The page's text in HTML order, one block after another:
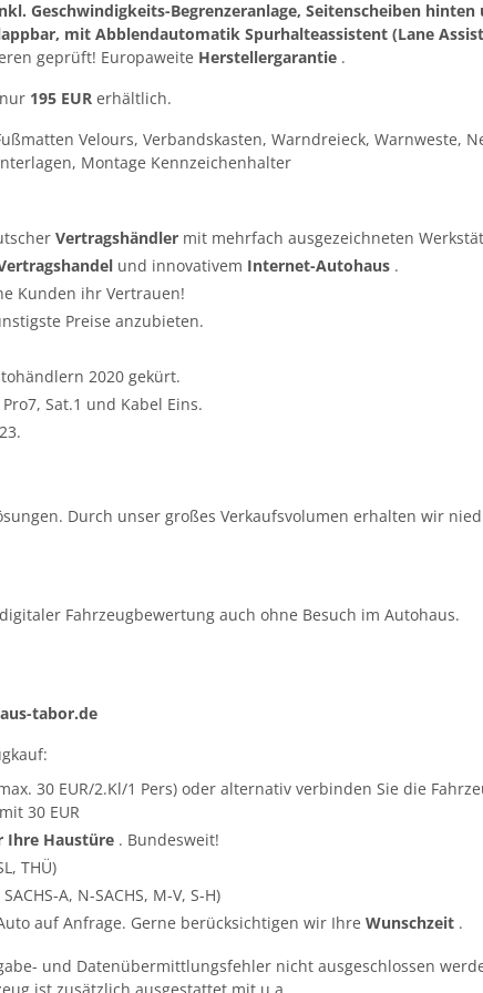
Geschwindigkeits-Begrenzeranlage, Seitenscheiben
mit Abblendautomatik Spurhalteassistent (Lane
geprüft! Europaweite Herstellergarantie .
195 EUR erhältlich.
Velours, Verbandskasten, Warndreieck, Warnweste,
Montage Kennzeichenhalter
Vertragshändler mit mehrfach ausgezeichneten
und innovativem Internet-Autohaus .
Kunden ihr Vertrauen!
Preise anzubieten.
2020 gekürt.
Sat.1 und Kabel Eins.
Durch unser großes Verkaufsvolumen erhalten wir
Fahrzeugbewertung auch ohne Besuch im Autohaus.
tabor.de
30 EUR/2.Kl/1 Pers) oder alternativ verbinden Sie die
30 EUR
Ihre Haustüre . Bundesweit!
THÜ)
A, N-SACHS, M-V, S-H)
auf Anfrage. Gerne berücksichtigen wir IhreWunschzeit .
und Datenübermittlungsfehler nicht ausgeschlossen